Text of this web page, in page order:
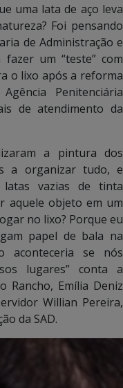
uma lata de aço leva
Foi pensando
de Administração e
fazer um “teste” com
o lixo após a reforma
Penitenciária
de atendimento da
a pintura dos
a organizar tudo, e
vazias de tinta
aquele objeto em um
no lixo? Porque eu
papel de bala na
aconteceria se nós
lugares” conta a
Rancho, Emília Deniz
Willian Pereira,
da SAD.